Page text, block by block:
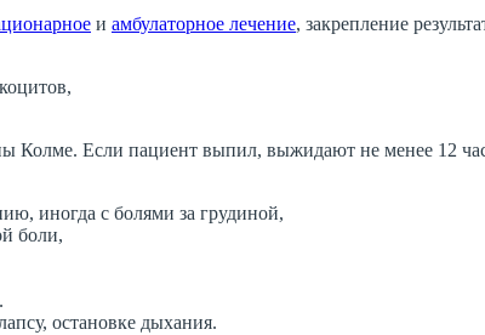
и амбулаторное лечение, закрепление
Колме. Если пациент выпил, выжидают не менее 12
иногда с болями за грудиной,
боли,
остановке дыхания.